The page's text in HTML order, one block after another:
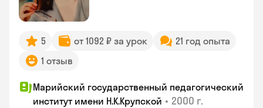
5 от 1092 ₽ за урок
21 год опыта
1 отзыв
Марийский государственный педагогический
институт имени Н.К.Крупской • 2000 г.